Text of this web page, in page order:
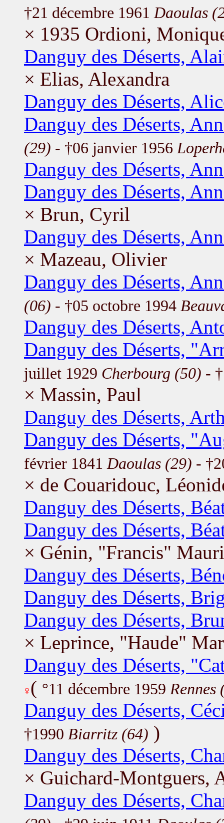
†21 décembre 1961 Daoulas
× 1935 Ordioni,
Danguy des Déserts,
× Elias, Alexandra
Danguy des Déserts,
Danguy des Déserts,
(29) - †06 janvier 1956
Danguy des Déserts,
Danguy des Déserts,
× Brun, Cyril
Danguy des Déserts,
× Mazeau, Olivier
Danguy des Déserts,
(06) - †05 octobre 1994
Danguy des Déserts,
Danguy des Déserts,
juillet 1929 Cherbourg (50) -
× Massin, Paul
Danguy des Déserts,
Danguy des Déserts,
février 1841 Daoulas (29) -
× de Couaridouc,
Danguy des Déserts,
Danguy des Déserts,
× Génin, "Francis"
Danguy des Déserts,
Danguy des Déserts,
Danguy des Déserts,
× Leprince, "Haude"
Danguy des Déserts,
( °11 décembre 1959 Rennes
Danguy des Déserts,
†1990 Biarritz (64) )
Danguy des Déserts,
× Guichard-Montguers,
Danguy des Déserts,